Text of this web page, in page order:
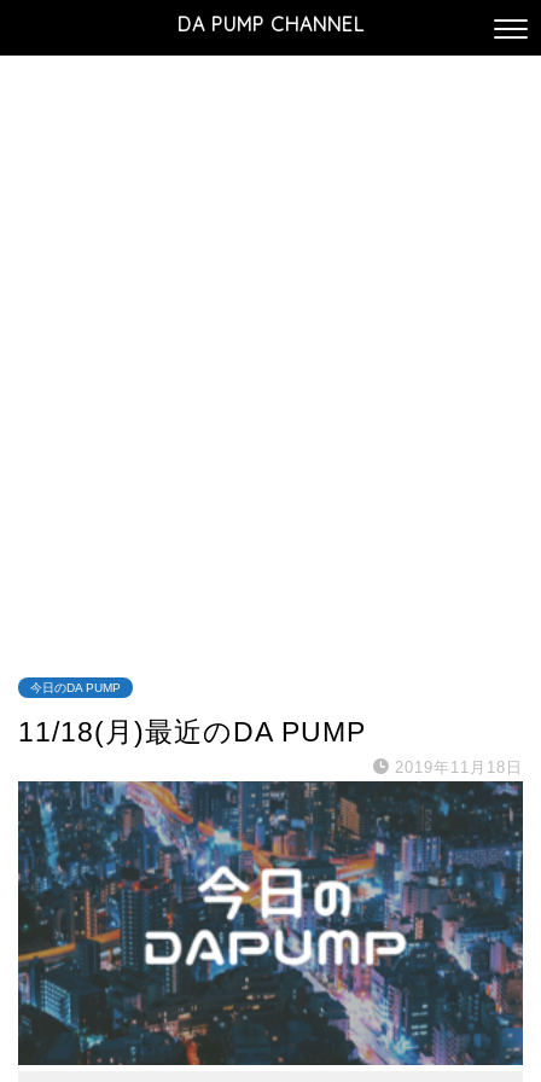
DA PUMP CHANNEL
今日のDA PUMP
11/18(月)最近のDA PUMP
2019年11月18日